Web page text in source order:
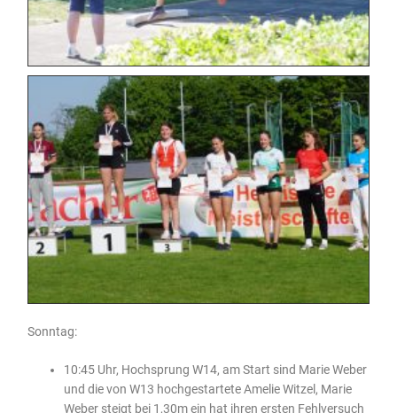
Sonntag:
10:45 Uhr, Hochsprung W14, am Start sind Marie Weber
und die von W13 hochgestartete Amelie Witzel, Marie
Weber steigt bei 1,30m ein hat ihren ersten Fehlversuch